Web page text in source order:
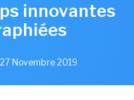
innovantes
Novembre 2019